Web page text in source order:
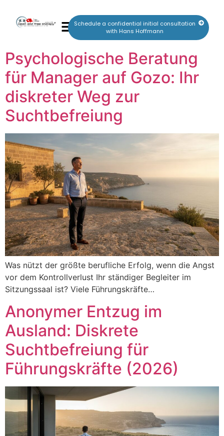
Schedule a confidential initial consultation
with Hans Hoffmann
Psychologische Beratung
für Manager auf Gozo: Ihr
diskreter Weg zur
Suchtbefreiung
Was nützt der größte berufliche Erfolg, wenn die Angst
vor dem Kontrollverlust Ihr ständiger Begleiter im
Sitzungssaal ist? Viele Führungskräfte…
Anonymer Entzug im
Ausland: Diskrete
Suchtbefreiung für
Führungskräfte (2026)